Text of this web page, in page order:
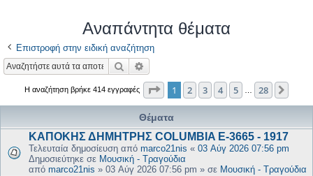
Αναπάντητα θέματα
Επιστροφή στην ειδική αναζήτηση
Αναζήτηση
Η αναζήτηση βρήκε 414 εγγραφές Σελίδα από28
1 2 3 4 5 28
Θέματα
ΚΑΠΟΚΗΣ ΔΗΜΗΤΡΗΣ COLUMBIA E-3665 - 1917
Τελευταία δημοσίευση από marco21nis « 03 Αύγ 2026 07:56 pm
Δημοσιεύτηκε σε Μουσική - Τραγούδια
από marco21nis » 03 Αύγ 2026 07:56 pm » σε Μουσική - Τραγούδια